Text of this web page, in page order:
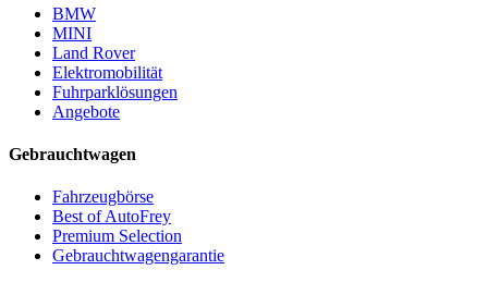
BMW
MINI
Land Rover
Elektromobilität
Fuhrparklösungen
Angebote
Gebrauchtwagen
Fahrzeugbörse
Best of AutoFrey
Premium Selection
Gebrauchtwagengarantie